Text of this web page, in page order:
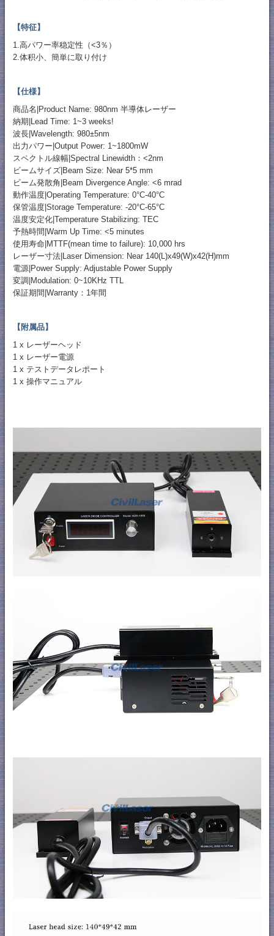
【特征】
1.高パワー率稳定性（<3％）
2.体积小、簡単に取り付け
【仕様】
商品名|Product Name: 980nm 半導体レーザー
納期|Lead Time: 1~3 weeks!
波長|Wavelength: 980±5nm
出力パワー|Output Power: 1~1800mW
スペクトル線幅|Spectral Linewidth：<2nm
ビームサイズ|Beam Size: Near 5*5 mm
ビーム発散角|Beam Divergence Angle: <6 mrad
動作温度|Operating Temperature: 0°C-40°C
保管温度|Storage Temperature: -20°C-65°C
温度安定化|Temperature Stabilizing: TEC
予熱時間|Warm Up Time: <5 minutes
使用寿命|MTTF(mean time to failure): 10,000 hrs
レーザー寸法|Laser Dimension: Near 140(L)x49(W)x42(H)mm
電源|Power Supply: Adjustable Power Supply
変調|Modulation: 0~10KHz TTL
保証期間|Warranty：1年間
【附属品】
1 x レーザーヘッド
1 x レーザー電源
1 x テストデータレポート
1 x 操作マニュアル